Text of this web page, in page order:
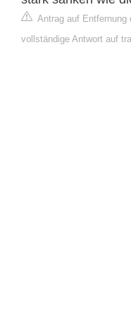
Antrag auf Entfernung
vollständige Antwort auf